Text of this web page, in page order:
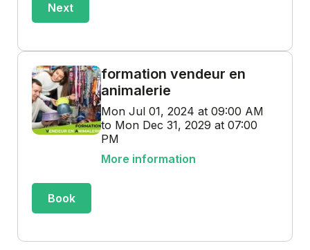
Next
formation vendeur en
animalerie
Mon Jul 01, 2024 at 09:00 AM
to Mon Dec 31, 2029 at 07:00
PM
More information
Book